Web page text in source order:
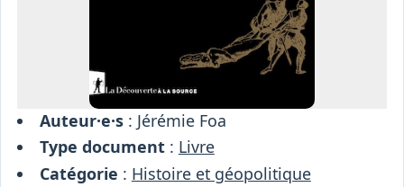
Auteur·e·s: Jérémie Foa
Type document: Livre
Catégorie : Histoire et géopolitique